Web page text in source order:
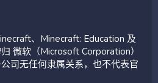
、Minecraft: Education 及
微软（Microsoft Corporation）
司无任何隶属关系，也不代表官